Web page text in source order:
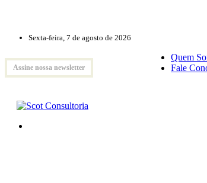
Sexta-feira, 7 de agosto de 2026
Assine nossa newsletter
Quem
Fale